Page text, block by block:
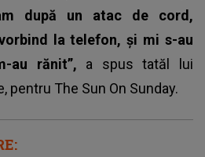
după un atac de cord,
la telefon, și mi s-au
au rănit”, a spus tatăl lui
pentru The Sun On Sunday.